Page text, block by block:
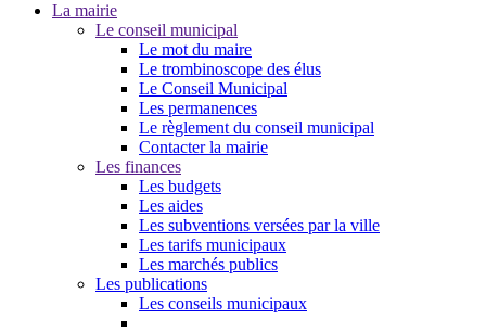
La mairie
Le conseil municipal
Le mot du maire
Le trombinoscope des élus
Le Conseil Municipal
Les permanences
Le règlement du conseil municipal
Contacter la mairie
Les finances
Les budgets
Les aides
Les subventions versées par la ville
Les tarifs municipaux
Les marchés publics
Les publications
Les conseils municipaux